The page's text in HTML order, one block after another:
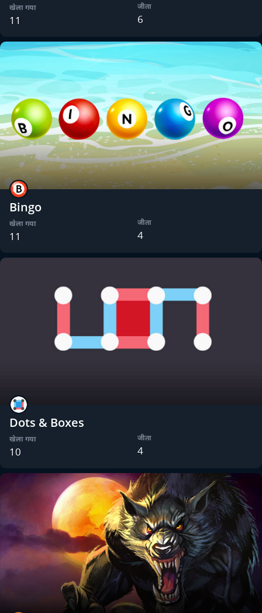
खेला गया
11
जीता
6
Bingo
खेला गया
11
जीता
4
Dots & Boxes
खेला गया
10
जीता
4